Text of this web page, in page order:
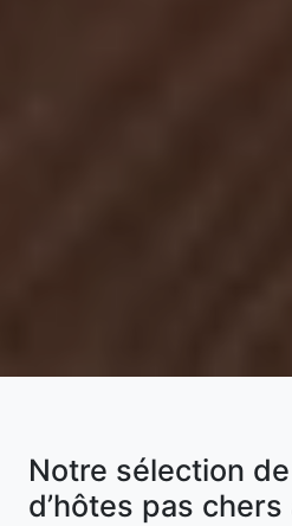
Notre sélection
d’hôtes pas